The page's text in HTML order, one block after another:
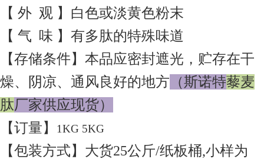
【 外 观 】白色或淡黄色粉末
【 气 味 】有多肽的特殊味道
【存储条件】本品应密封遮光，贮存在干
燥、阴凉、通风良好的地方 （斯诺特藜麦
肽厂家供应现货）
【订量】
1KG 5KG
【包装方式】大货25公斤/纸板桶,小样为